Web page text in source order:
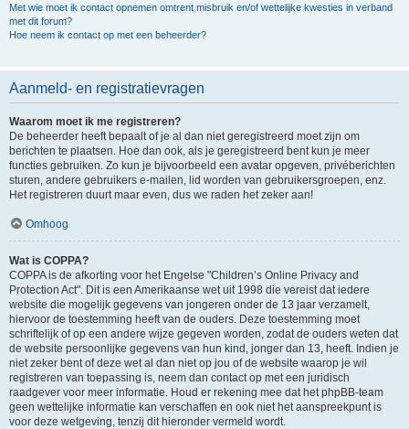
Met wie moet ik contact opnemen omtrent misbruik en/of wettelijke kwesties in verband
met dit forum?
Hoe neem ik contact op met een beheerder?
Aanmeld- en registratievragen
Waarom moet ik me registreren?
De beheerder heeft bepaalt of je al dan niet geregistreerd moet zijn om
berichten te plaatsen. Hoe dan ook, als je geregistreerd bent kun je meer
functies gebruiken. Zo kun je bijvoorbeeld een avatar opgeven, privéberichten
sturen, andere gebruikers e-mailen, lid worden van gebruikersgroepen, enz.
Het registreren duurt maar even, dus we raden het zeker aan!
Omhoog
Wat is COPPA?
COPPA is de afkorting voor het Engelse "Children’s Online Privacy and
Protection Act". Dit is een Amerikaanse wet uit 1998 die vereist dat iedere
website die mogelijk gegevens van jongeren onder de 13 jaar verzamelt,
hiervoor de toestemming heeft van de ouders. Deze toestemming moet
schriftelijk of op een andere wijze gegeven worden, zodat de ouders weten dat
de website persoonlijke gegevens van hun kind, jonger dan 13, heeft. Indien je
niet zeker bent of deze wet al dan niet op jou of de website waarop je wil
registreren van toepassing is, neem dan contact op met een juridisch
raadgever voor meer informatie. Houd er rekening mee dat het phpBB-team
geen wettelijke informatie kan verschaffen en ook niet het aanspreekpunt is
voor deze wetgeving, tenzij dit hieronder vermeld wordt.